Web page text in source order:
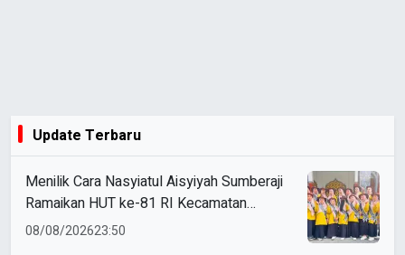
Update Terbaru
Menilik Cara Nasyiatul Aisyiyah Sumberaji
Ramaikan HUT ke-81 RI Kecamatan
Sukodadi
08/08/202623:50